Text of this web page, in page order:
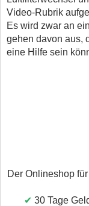
Video-Rubrik
Es wird zwar an
gehen davon aus,
eine Hilfe sein
Der Onlineshop
✔ 30 Tage